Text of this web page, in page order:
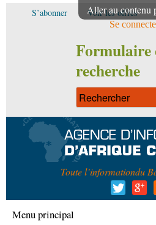
Aller au contenu
S’abonner Voir les offres
Se
Formulaire
recherche
Toute l’informationdu
Menu principal